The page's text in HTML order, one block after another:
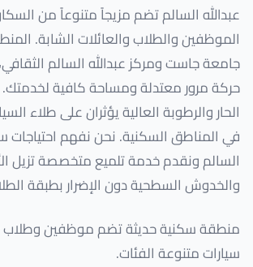
عبدالله السالم تضم مزيجاً متنوعاً من
الموظفين والطلاب والعائلات الشابة.
جامعة جاست ومركز عبدالله السالم
حركة مرور معتدلة ومساحة كافية
الحار والرطوبة العالية يؤثران على طلاء
في المناطق السكنية. نحن نفهم احتياجات
السالم ونقدم خدمة تلميع متخصصة تزيل
والخدوش السطحية دون الإضرار بطبقة
منطقة سكنية حديثة تضم موظفين وطلاب
سيارات متنوعة الفئات.